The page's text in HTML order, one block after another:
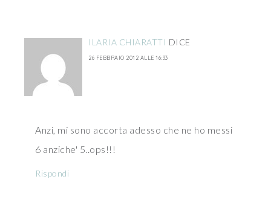
ILARIA CHIARATTI DICE
26 FEBBRAIO 2012 ALLE 16:33
Anzi, mi sono accorta adesso che ne ho messi
6 anziche' 5..ops!!!
Rispondi